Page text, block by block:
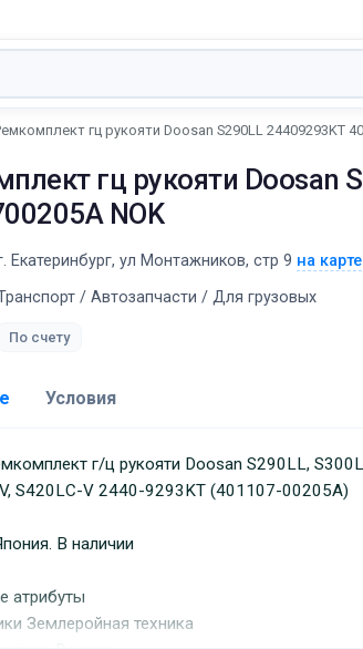
гц рукояти Doosan S290LL 24409293KT
гц рукояти Doosan
NOK
Екатеринбург, ул Монтажников, стр 9 на карте
/ Автозапчасти / Для грузовых
По счету
Условия
S420LC-V 2440-9293KT (401107-00205A)
В наличии
атрибуты
Землеройная техника
Адрес самовывоза:г. Екатеринбург, ул
и гарантии:
товара осуществляется в течение 2-х
оплаты и отправляются через UPS с